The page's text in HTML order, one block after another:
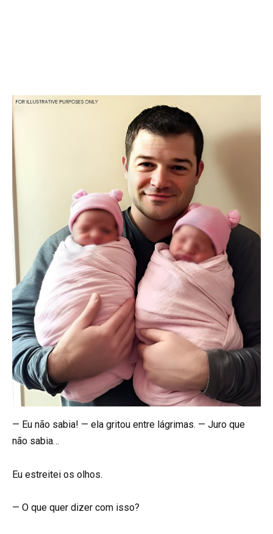
— Eu não sabia! — ela gritou entre lágrimas. — Juro que
não sabia…
Eu estreitei os olhos.
— O que quer dizer com isso?